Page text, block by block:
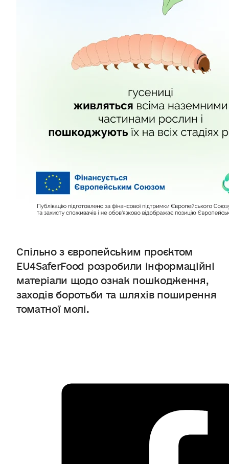
Спільно з європейським проєктом
EU4SaferFood розробили інформаційні
матеріали щодо ознак пошкодження,
заходів боротьби та шляхів поширення
томатної молі.